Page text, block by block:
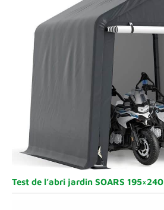
Test de l’abri jardin SOARS 195×240